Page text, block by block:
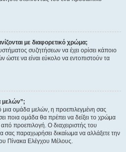
με διαφορετικό χρώμα;
συζητήσεων να έχει ορίσει κάποιο
να είναι εύκολο να εντοπιστούν τα
μελών”;
ομάδα μελών, η προεπιλεγμένη σας
ποια ομάδα θα πρέπει να δείξει το χρώμα
προεπιλογή. Ο διαχειριστής του
σας παραχωρήσει δικαίωμα να αλλάξετε την
Πίνακα Ελέγχου Μέλους.